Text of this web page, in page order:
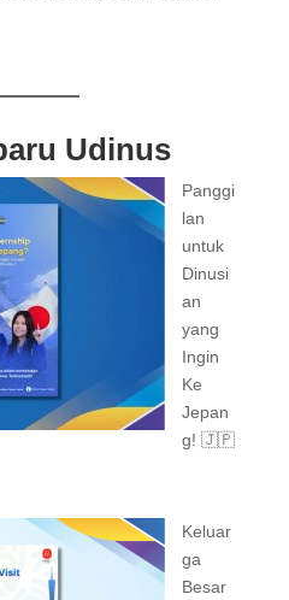
Udinus
Panggi
lan
untuk
Dinusi
an
yang
Ingin
Ke
Jepan
g! 🇯🇵
Keluar
ga
Besar